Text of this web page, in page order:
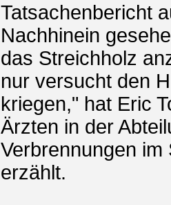
Tatsachenbericht
Nachhinein
das Streichholz
nur versucht den
kriegen," hat Eric
Ärzten in der
Verbrennungen
erzählt.